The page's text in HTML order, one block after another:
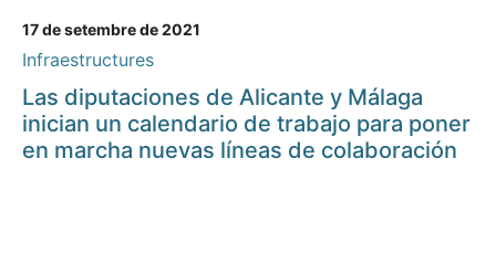
17 de setembre de 2021
Infraestructures
Las diputaciones de Alicante y Málaga
inician un calendario de trabajo para poner
en marcha nuevas líneas de colaboración